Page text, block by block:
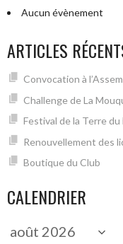
Aucun évènement
ARTICLES
Convocation à
Challenge de La
Festival de la Terre
Renouvellement des
Boutique du Club
CALENDRIER